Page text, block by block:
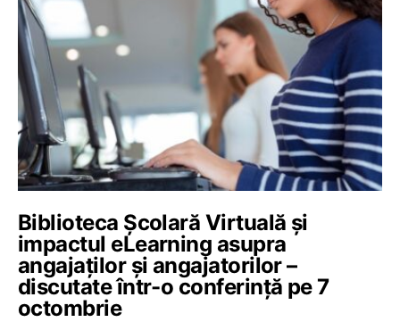
Biblioteca Școlară Virtuală și
impactul eLearning asupra
angajaților și angajatorilor –
discutate într-o conferință pe 7
octombrie